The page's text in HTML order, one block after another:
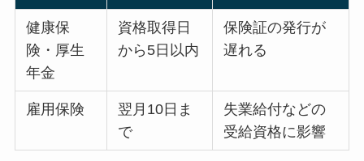
健康保
険・厚生
年金
資格取得日
から5日以内
保険証の発行が
遅れる
雇用保険
翌月10日ま
で
失業給付などの
受給資格に影響